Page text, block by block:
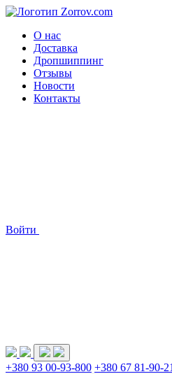
О нас
Доставка
Дропшиппинг
Отзывы
Новости
Контакты
Войти
+380 93 00-93-800 +380 67 81-90-